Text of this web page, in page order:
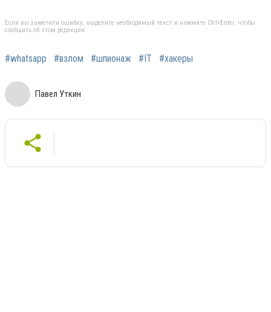
Если вы заметили ошибку, выделите необходимый текст и нажмите Ctrl+Enter, чтобы
сообщить об этом редакции
#whatsapp #взлом #шпионаж #IT #хакеры
Павел Уткин